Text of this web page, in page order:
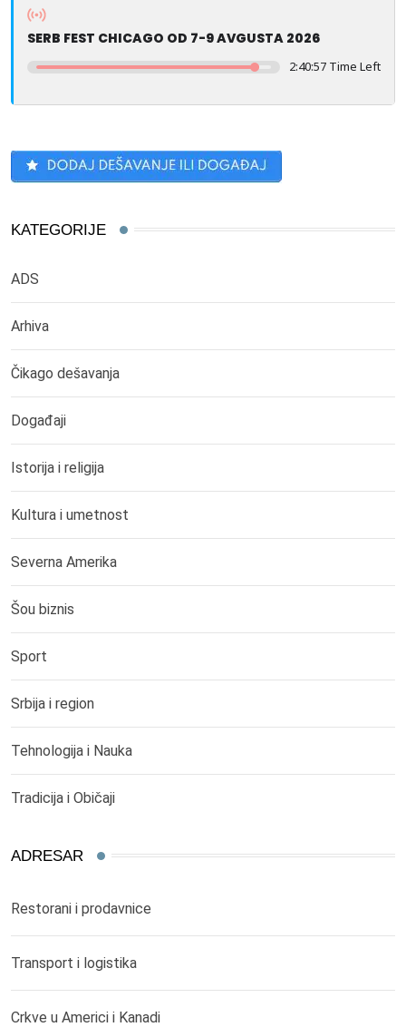
SERB FEST CHICAGO OD 7-9 AVGUSTA 2026
2:40:57 Time Left
KATEGORIJE
ADS
Arhiva
Čikago dešavanja
Događaji
Istorija i religija
Kultura i umetnost
Severna Amerika
Šou biznis
Sport
Srbija i region
Tehnologija i Nauka
Tradicija i Običaji
ADRESAR
Restorani i prodavnice
Transport i logistika
Crkve u Americi i Kanadi